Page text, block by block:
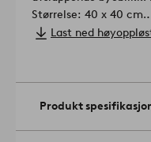
Størrelse: 40 x 40 cm.
Pilehøyde: 8.0 cm.
Skal ikke strykes. Må
Last ned
Produkt